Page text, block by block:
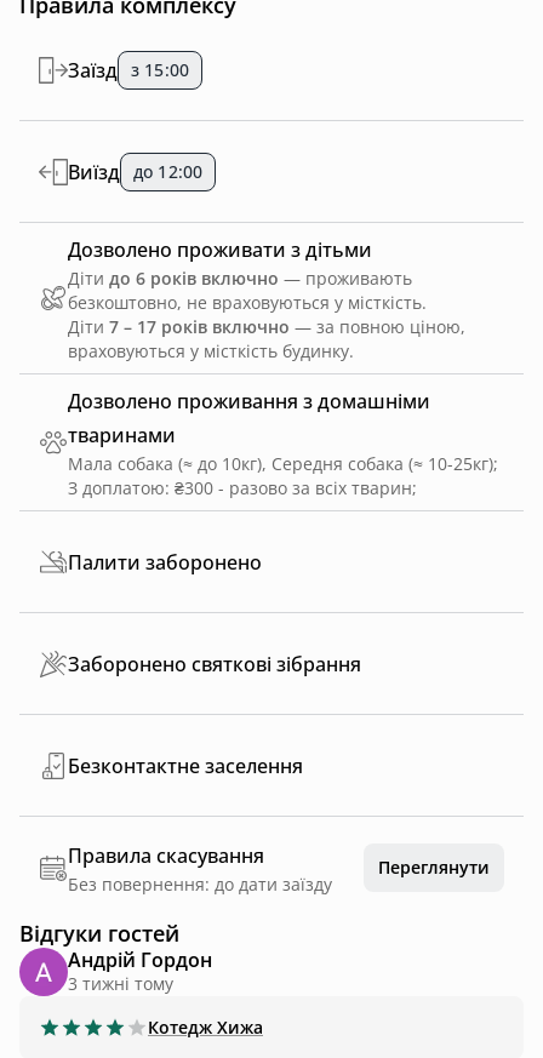
Дозволено проживання з домашніми
тваринами
Мала собака (≈ до 10кг), Середня собака (≈ 10-25кг);
З доплатою: ₴300 - разово за всіх тварин;
Заїзд з 15:00
Виїзд до 12:00
Дозволено проживати з дітьми
Діти до 6 років включно — проживають
безкоштовно, не враховуються у місткість.
Діти 7 – 17 років включно — за повною ціною,
враховуються у місткість будинку.
Палити заборонено
Заборонено святкові зібрання
Безконтактне заселення
Правила скасування
Без повернення: до дати заїзду
Переглянути
Відгуки гостей
Андрій Гордон
3 тижні тому
Котедж Хижа